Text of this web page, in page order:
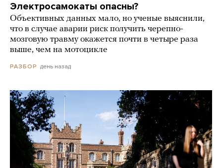
Электросамокаты опасны?
Объективных данных мало, но ученые выяснили,
что в случае аварии риск получить черепно-
мозговую травму окажется почти в четыре раза
выше, чем на мотоцикле
РАЗБОР день назад